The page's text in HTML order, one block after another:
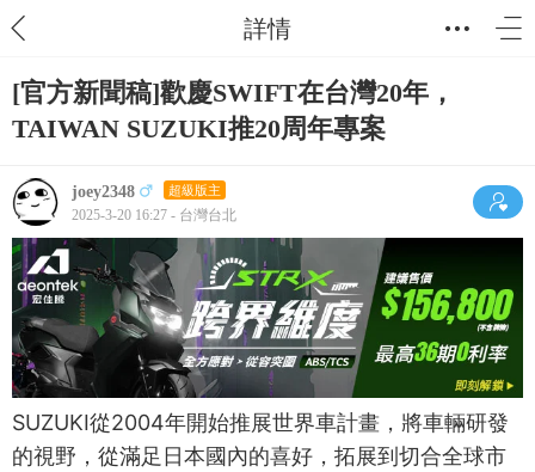
詳情
[官方新聞稿]歡慶SWIFT在台灣20年，
TAIWAN SUZUKI推20周年專案
joey2348 超級版主
2025-3-20 16:27 - 台灣台北
SUZUKI從2004年開始推展世界車計畫，將車輛研發
的視野，從滿足日本國內的喜好，拓展到切合全球市